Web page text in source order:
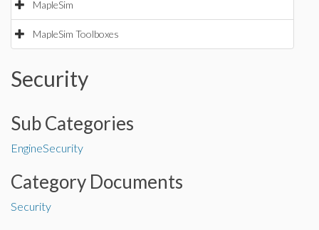
MapleSim
MapleSim Toolboxes
Security
Sub Categories
EngineSecurity
Category Documents
Security